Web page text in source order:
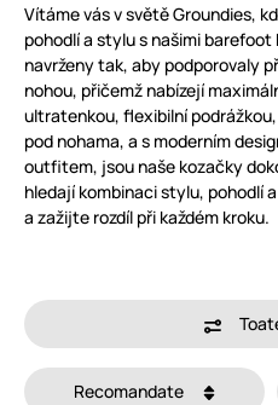
Vítáme vás v světě Groundies,
pohodlí a stylu s našimi
navrženy tak, aby podporovaly
nohou, přičemž nabízejí
ultratenkou, flexibilní
pod nohama, a s moderním
outfitem, jsou naše kozačky
hledají kombinaci stylu, pohodlí
a zažijte rozdíl při každém kroku.
Recomandate